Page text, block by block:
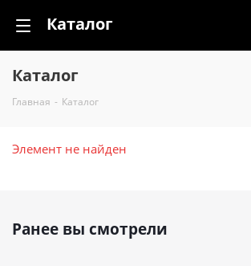
Каталог
Каталог
Главная - Каталог
Элемент не найден
Ранее вы смотрели